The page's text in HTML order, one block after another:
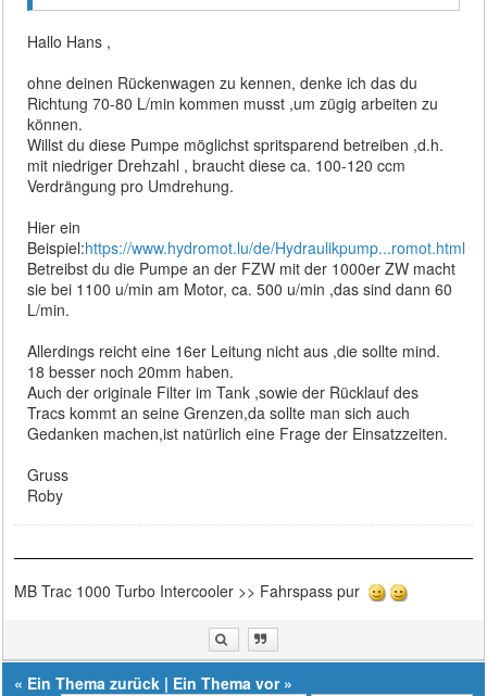
Hallo Hans ,
ohne deinen Rückenwagen zu kennen, denke ich das du
Richtung 70-80 L/min kommen musst ,um zügig arbeiten zu
können.
Willst du diese Pumpe möglichst spritsparend betreiben ,d.h.
mit niedriger Drehzahl , braucht diese ca. 100-120 ccm
Verdrängung pro Umdrehung.
Hier ein
Beispiel:https://www.hydromot.lu/de/Hydraulikpump...romot.html
Betreibst du die Pumpe an der FZW mit der 1000er ZW macht
sie bei 1100 u/min am Motor, ca. 500 u/min ,das sind dann 60
L/min.
Allerdings reicht eine 16er Leitung nicht aus ,die sollte mind.
18 besser noch 20mm haben.
Auch der originale Filter im Tank ,sowie der Rücklauf des
Tracs kommt an seine Grenzen,da sollte man sich auch
Gedanken machen,ist natürlich eine Frage der Einsatzzeiten.
Gruss
Roby
MB Trac 1000 Turbo Intercooler >> Fahrspass pur
« Ein Thema zurück | Ein Thema vor»